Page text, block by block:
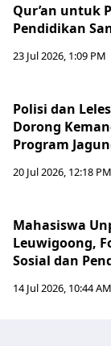
Qur’an untuk
Pendidikan
23 Jul 2026, 1:09 PM
Polisi dan
Dorong
Program
20 Jul 2026, 12:18 PM
Mahasiswa
Leuwigoong,
Sosial dan
14 Jul 2026, 10:44 AM